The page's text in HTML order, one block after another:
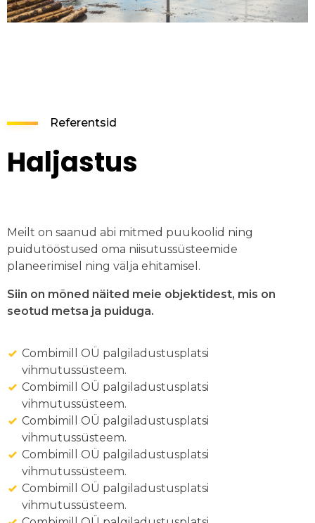
Referentsid
Haljastus
Meilt on saanud abi mitmed puukoolid ning
puidutööstused oma niisutussüsteemide
planeerimisel ning välja ehitamisel.
Siin on mõned näited meie objektidest, mis on
seotud metsa ja puiduga.
Combimill OÜ palgiladustusplatsi
vihmutussüsteem.
Combimill OÜ palgiladustusplatsi
vihmutussüsteem.
Combimill OÜ palgiladustusplatsi
vihmutussüsteem.
Combimill OÜ palgiladustusplatsi
vihmutussüsteem.
Combimill OÜ palgiladustusplatsi
vihmutussüsteem.